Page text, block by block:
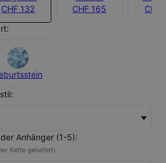
CHF 132
CHF 165
CHF
Anhänger (1-5):
Kette geliefert)